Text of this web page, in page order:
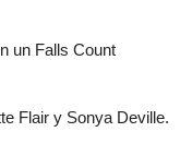
un Falls Count
Flair y Sonya Deville.